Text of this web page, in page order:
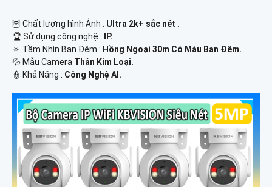
🦉 Chất lượng hình Ảnh : Ultra 2k+ sắc nét .
🏆 Sử dụng công nghệ :
IP.
🔅 Tầm Nhìn Ban Đêm : Hồng Ngoại 30m Có Màu Ban Đêm.
💦 Mẫu Camera Thân Kim Loại.
️👮 Khả Năng : Công Nghệ AI.